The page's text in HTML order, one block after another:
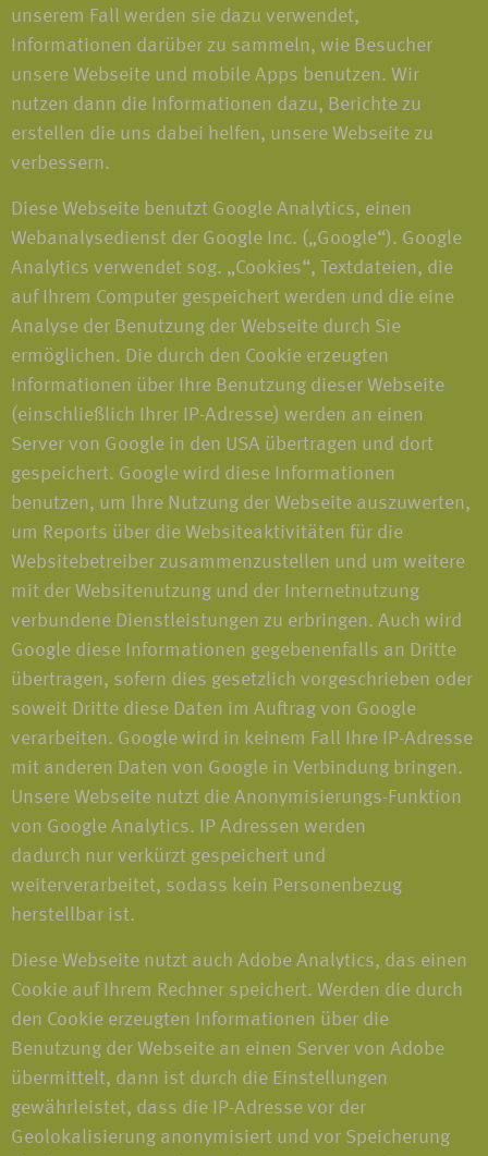
unserem Fall werden sie dazu verwendet,
Informationen darüber zu sammeln, wie Besucher
unsere Webseite und mobile Apps benutzen. Wir
nutzen dann die Informationen dazu, Berichte zu
erstellen die uns dabei helfen, unsere Webseite zu
verbessern.
Diese Webseite benutzt Google Analytics, einen
Webanalysedienst der Google Inc. („Google“). Google
Analytics verwendet sog. „Cookies“, Textdateien, die
auf Ihrem Computer gespeichert werden und die eine
Analyse der Benutzung der Webseite durch Sie
ermöglichen. Die durch den Cookie erzeugten
Informationen über Ihre Benutzung dieser Webseite
(einschließlich Ihrer IP-Adresse) werden an einen
Server von Google in den USA übertragen und dort
gespeichert. Google wird diese Informationen
benutzen, um Ihre Nutzung der Webseite auszuwerten,
um Reports über die Websiteaktivitäten für die
Websitebetreiber zusammenzustellen und um weitere
mit der Websitenutzung und der Internetnutzung
verbundene Dienstleistungen zu erbringen. Auch wird
Google diese Informationen gegebenenfalls an Dritte
übertragen, sofern dies gesetzlich vorgeschrieben oder
soweit Dritte diese Daten im Auftrag von Google
verarbeiten. Google wird in keinem Fall Ihre IP-Adresse
mit anderen Daten von Google in Verbindung bringen.
Unsere Webseite nutzt die Anonymisierungs-Funktion
von Google Analytics. IP Adressen werden
dadurch nur verkürzt gespeichert und
weiterverarbeitet, sodass kein Personenbezug
herstellbar ist.
Diese Webseite nutzt auch Adobe Analytics, das einen
Cookie auf Ihrem Rechner speichert. Werden die durch
den Cookie erzeugten Informationen über die
Benutzung der Webseite an einen Server von Adobe
übermittelt, dann ist durch die Einstellungen
gewährleistet, dass die IP-Adresse vor der
Geolokalisierung anonymisiert und vor Speicherung